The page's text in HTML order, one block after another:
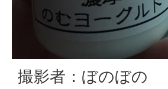
撮影者：ぼのぼの